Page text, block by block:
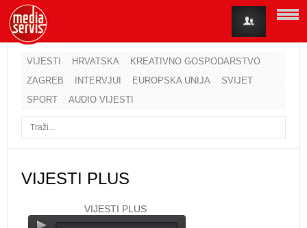
VIJESTI HRVATSKA
KREATIVNO GOSPODARSTVO
ZAGREB
INTERVJUI EUROPSKA UNIJA
SVIJET
SPORT
AUDIO VIJESTI
VIJESTI PLUS
VIJESTI PLUS
Korisničko ime
Lozinka
Zaboravili ste lozinku?